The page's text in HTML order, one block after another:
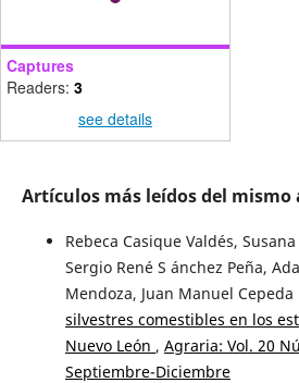
Captures
Readers: 3
see details
Artículos más leídos del
Rebeca Casique Valdés,
Sergio René S ánchez Peña,
Mendoza, Juan Manuel Cepeda
silvestres comestibles en los
Nuevo León , Agraria: Vol. 20
Septiembre-Diciembre